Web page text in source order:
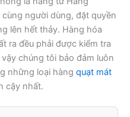
người dùng, đặt quyền
lên hết thảy. Hàng hóa
ra đều phải được kiểm tra
chúng tôi bảo đảm luôn
những loại hàng quạt mát
cậy nhất.